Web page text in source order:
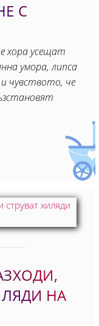
С
хора усещат
умора, липса
чувството, че
НА